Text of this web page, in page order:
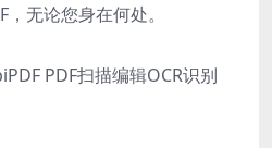
无论您身在何处。
PDF扫描编辑OCR识别